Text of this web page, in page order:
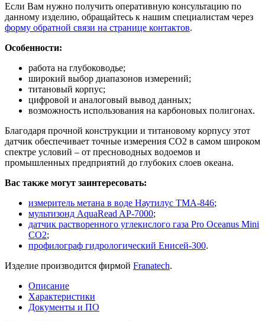
Если Вам нужно получить оперативную консультацию по
данному изделию, обращайтесь к нашим специалистам через
форму обратной связи на странице контактов.
Особенности:
работа на глубоководье;
широкий выбор диапазонов измерений;
титановый корпус;
цифровой и аналоговый вывод данных;
возможность использования на карбоновых полигонах.
Благодаря прочной конструкции и титановому корпусу этот
датчик обеспечивает точные измерения CO2 в самом широком
спектре условий – от пресноводных водоемов и
промышленных предприятий до глубоких слоев океана.
Вас также могут заинтересовать:
измеритель метана в воде Наутилус ТМА-846;
мультизонд AquaRead AP-7000;
датчик растворенного углекислого газа Pro Oceanus Mini
CO2;
профилограф гидрологический Енисей-300.
Изделие производится фирмой Franatech.
Описание
Характеристики
Документы и ПО